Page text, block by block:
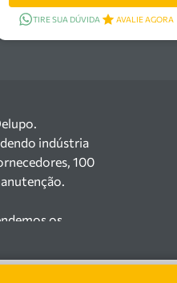
TIRE SUA DÚVIDA AVALIE AGORA
indústria
100
os
de